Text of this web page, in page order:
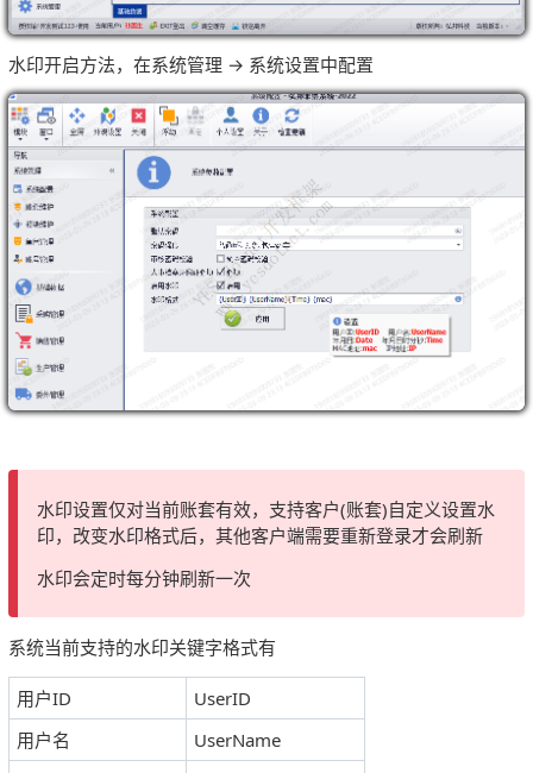
水印开启方法，在系统管理 → 系统设置中配置
水印设置仅对当前账套有效，支持客户(账套)自定义设置水
印，改变水印格式后，其他客户端需要重新登录才会刷新
水印会定时每分钟刷新一次
系统当前支持的水印关键字格式有
用户ID
UserID
用户名
UserName